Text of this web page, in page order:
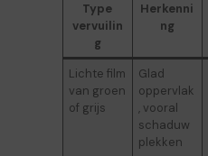
Type
vervuilin
g
Herkenni
ng
Lichte film
van groen
of grijs
Glad
oppervlak
, vooral
schaduw
plekken